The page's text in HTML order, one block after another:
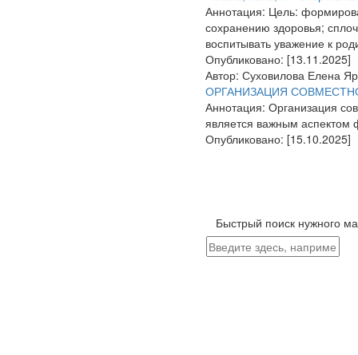
Аннотация: Цель:
сохранению здоровья;
воспитывать уважение к
Опубликовано: [13.11.2025]
Автор: Суховилова Елена
ОРГАНИЗАЦИЯ
Аннотация: Организация
является важным аспектом
Опубликовано: [15.10.2025]
Быстрый поиск нужного